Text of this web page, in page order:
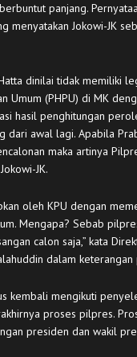
panjang.
menyatakan Jokowi-JK
dinilai tidak memiliki
Umum (PHPU) di MK
hasil penghitungan
dari awal lagi. Apabila
maka artinya
JK.
oleh KPU dengan
Mengapa? Sebab
calon saja,” kata
dalam
kembali mengikuti
proses pilpres.
presiden dan wakil